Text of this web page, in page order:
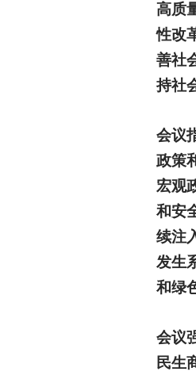
高质
性改
善社
持社
会议
政策
宏观
和安
续注
发生
和绿
会议
民生